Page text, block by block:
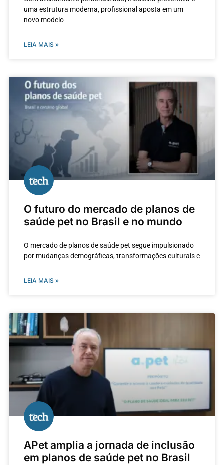
uma estrutura moderna, profissional aposta em um
novo modelo
LEIA MAIS »
O futuro do mercado de planos de
saúde pet no Brasil e no mundo
O mercado de planos de saúde pet segue impulsionado
por mudanças demográficas, transformações culturais e
LEIA MAIS »
APet amplia a jornada de inclusão
em planos de saúde pet no Brasil